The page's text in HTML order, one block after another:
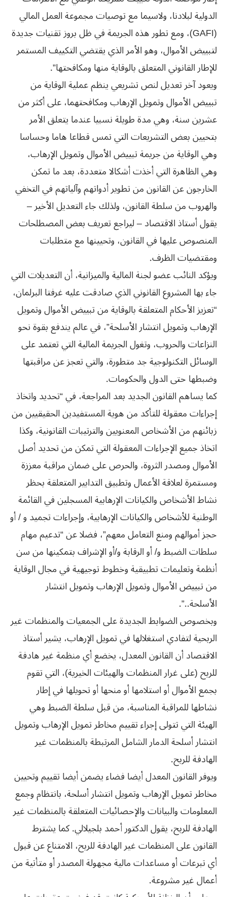
الدولية لبلادنا، ولاسيما مع توصيات مجموعة العمل المالي
(GAFI)، ومع تطور هذه الجريمة في ظل بروز تقنيات جديدة
لتبييض الأموال، وهو الأمر الذي يقتضي التكييف المستمر
للإطار القانوني المتعلق بالوقاية منها ومكافحتها”.
ويعود آخر تعديل لنص تشريعي ينظم عملية الوقاية من
تبييض الأموال وتمويل الإرهاب ومكافحتهما، على أكثر من
عشرين سنة، وهي مدة طويلة نسبيا عندما يتعلق الأمر
بتحيين بعض التشريعات التي تمس قطاعا هاما وحساسا
وهي الوقاية من جريمة تبييض الأموال وتمويل الإرهاب،
وهي الظاهرة التي أخذت أشكالا متعددة، بعد ما تمكن
الخارجون عن القانون من تطوير أدواتهم وآلياتهم في التخفي
والهروب من سلطة القانون، ولذلك جاء التعديل الأخير –
يقول أستاذ الاقتصاد – ليراجع تعريف بعض المصطلحات
المنصوص عليها في القانون، وتحيينها مع متطلبات
ومقتضيات الظرف.
ويؤكد النائب عضو لجنة المالية والميزانية، أن التعديلات التي
جاء بها المشروع القانوني الذي صادقت عليه غرفتا البرلمان،
“تعزيز الأحكام المتعلقة بالوقاية من تبييض الأموال وتمويل
الإرهاب وتمويل انتشار الأسلحة”، في عالم يندفع بقوة نحو
النزاعات والحروب، وتغول الجريمة المالية التي تعتمد على
الوسائل التكنولوجية جد متطورة، والتي تعجز عن مراقبتها
وضبطها حتى الدول والحكومات.
كما يساهم القانون الجديد بعد المراجعة، في “تحديد واتخاذ
إجراءات معقولة للتأكد من هوية المستفيدين الحقيقيين من
زبائنهم من الأشخاص المعنويين والترتيبات القانونية، وكذا
اتخاذ جميع الإجراءات المعقولة التي تمكن من تحديد أصل
الأموال ومصدر الثروة، والحرص على ضمان مراقبة معززة
ومستمرة لعلاقة الأعمال وتطبيق التدابير المتعلقة بحظر
نشاط الأشخاص والكيانات الإرهابية المسجلين في القائمة
الوطنية للأشخاص والكيانات الإرهابية، وإجراءات تجميد و / أو
حجز أموالهم ومنع التعامل معهم”، فضلا عن “تدعيم مهام
سلطات الضبط و/ أو الرقابة و/أو الإشراف بتمكينها من سن
أنظمة وتعليمات تطبيقية وخطوط توجيهية في مجال الوقاية
من تبييض الأموال وتمويل الإرهاب وتمويل انتشار
الأسلحة..”.
وبخصوص الضوابط الجديدة على الجمعيات والمنظمات غير
الربحية لتفادي استغلالها في تمويل الإرهاب، يشير أستاذ
الاقتصاد أن القانون المعدل، يخضع أي منظمة غير هادفة
للربح (على غرار المنظمات والهيئات الخيرية)، التي تقوم
بجمع الأموال أو استلامها أو منحها أو تحويلها في إطار
نشاطها للمراقبة المناسبة، من قبل سلطة الضبط وهي
الهيئة التي تتولى إجراء تقييم مخاطر تمويل الإرهاب وتمويل
انتشار أسلحة الدمار الشامل المرتبطة بالمنظمات غير
الهادفة للربح.
ويوفر القانون المعدل أيضا فضاء يضمن أيضا تقييم وتحيين
مخاطر تمويل الإرهاب وتمويل انتشار أسلحة، بانتظام وجمع
المعلومات والبيانات والإحصائيات المتعلقة بالمنظمات غير
الهادفة للربح، يقول الدكتور أحمد بلجيلالي. كما يشترط
القانون على المنظمات غير الهادفة للربح، الامتناع عن قبول
أي تبرعات أو مساعدات مالية مجهولة المصدر أو متأتية من
أعمال غير مشروعة.